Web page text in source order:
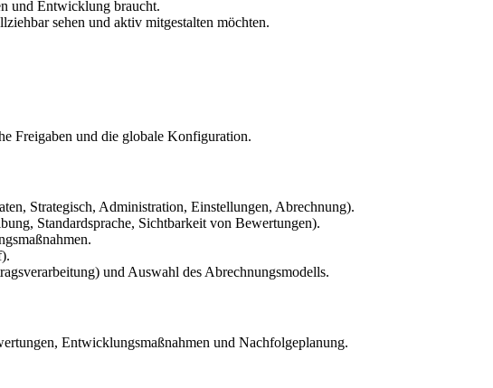
und Entwicklung braucht.
sehen und aktiv mitgestalten möchten.
Freigaben und die globale Konfiguration.
Strategisch, Administration, Einstellungen, Abrechnung).
Standardsprache, Sichtbarkeit von Bewertungen).
und Auswahl des Abrechnungsmodells.
Entwicklungsmaßnahmen und Nachfolgeplanung.